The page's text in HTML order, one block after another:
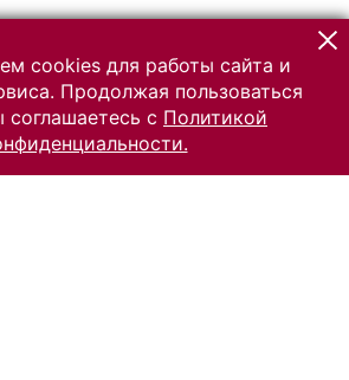
cookies для работы сайта и
Продолжая пользоваться
с Политикой